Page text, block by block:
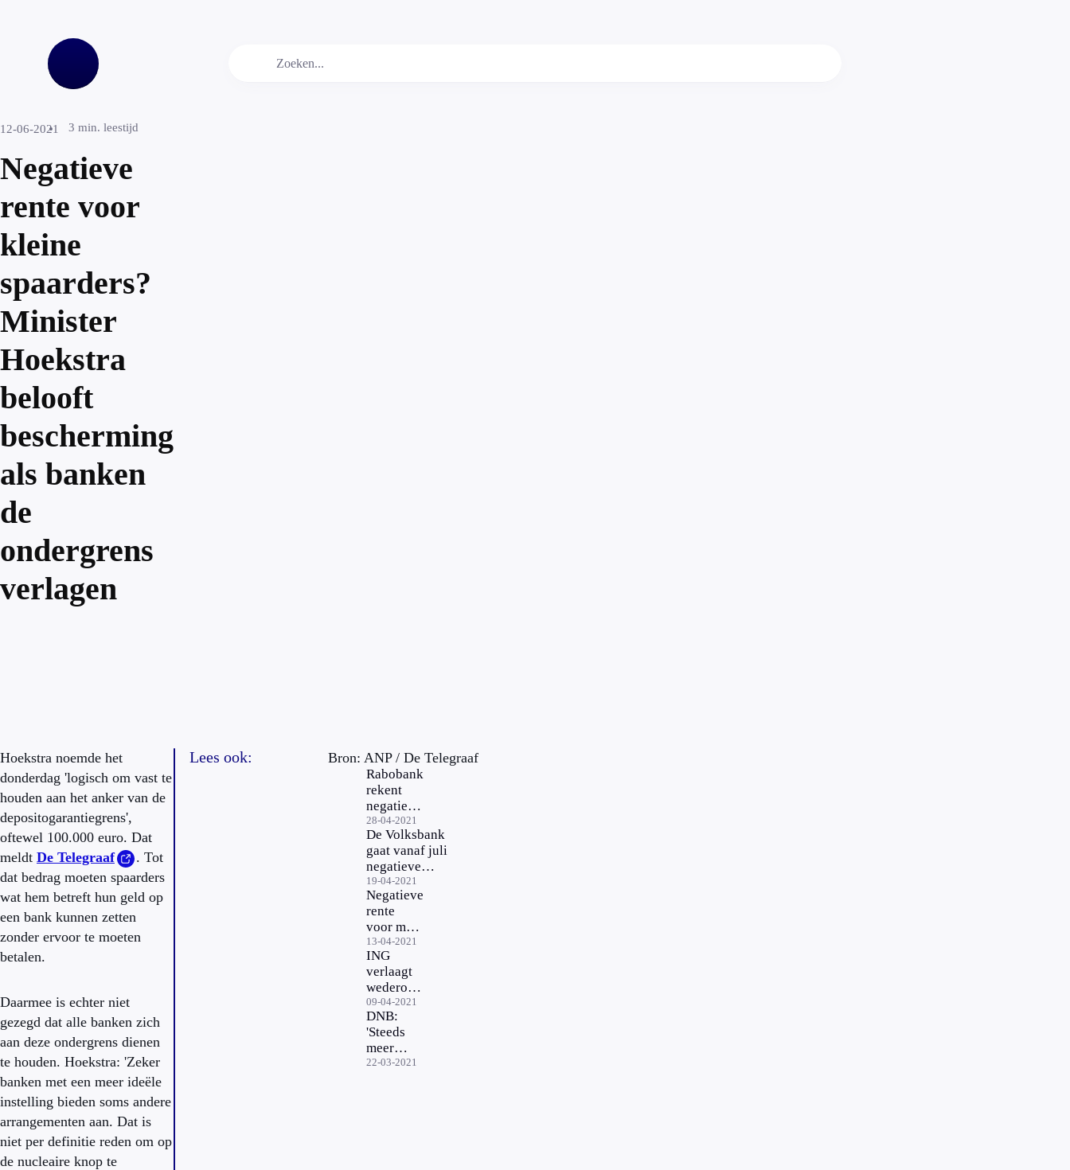
12-06-2021 3 min. leestijd
Negatieve
rente voor
kleine
spaarders?
Minister
Hoekstra
belooft
bescherming
als banken
de
ondergrens
verlagen
Hoekstra noemde het
donderdag 'logisch om vast te
houden aan het anker van de
depositogarantiegrens',
oftewel 100.000 euro. Dat
meldt De Telegraaf
. Tot
dat bedrag moeten spaarders
wat hem betreft hun geld op
een bank kunnen zetten
zonder ervoor te moeten
betalen.
Daarmee is echter niet
gezegd dat alle banken zich
aan deze ondergrens dienen
te houden. Hoekstra: 'Zeker
banken met een meer ideële
instelling bieden soms andere
arrangementen aan. Dat is
niet per definitie reden om op
de nucleaire knop te
Lees ook:
Rabobank
rekent
negatieve
rente bij
sommige
spaarders
28-04-2021
De Volksbank
gaat vanaf juli
negatieve
spaarrente
rekenen bij
bepaalde
spaarrekeningen
19-04-2021
Negatieve
rente
voor meer
klanten
van ABN
AMRO
13-04-2021
ING
verlaagt
wederom
drempel
voor
negatieve
rente op
spaargeld
09-04-2021
DNB:
'Steeds
meer
spaarders
22-03-2021
Bron: ANP / De Telegraaf